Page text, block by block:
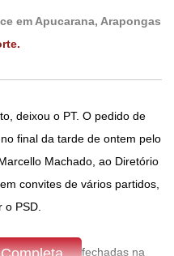
em Apucarana, Arapongas
deixou o PT. O pedido de
final da tarde de ontem pelo
Machado, ao Diretório
convites de vários partidos,
o PSD.
a portas fechadas na